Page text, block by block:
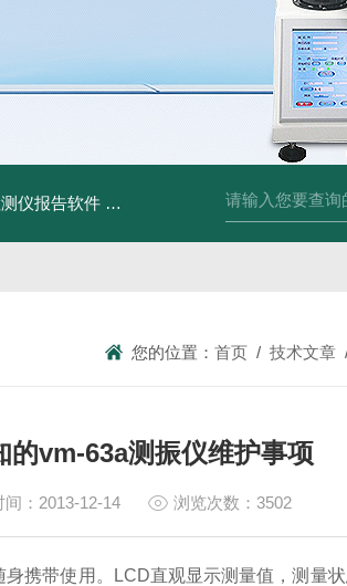
仪报告软件 UltraCam LD500德国CS公司声
您的位置： 首页 / 技术文章
的vm-63a测振仪维护事项
间：2013-12-14 浏览次数：3502
携带使用。LCD直观显示测量值，测量